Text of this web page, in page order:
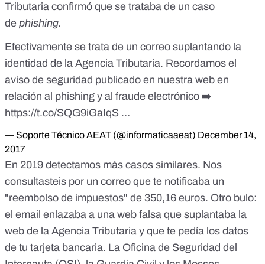
Tributaria confirmó que se trataba de un caso
de phishing.
Efectivamente se trata de un correo suplantando la
identidad de la Agencia Tributaria. Recordamos el
aviso de seguridad publicado en nuestra web en
relación al phishing y al fraude electrónico ➡️
https://t.co/SQG9iGaIqS …
— Soporte Técnico AEAT (@informaticaaeat) December 14,
2017
En 2019 detectamos más casos similares. Nos
consultasteis por un correo que te notificaba un
"reembolso de impuestos" de 350,16 euros. Otro bulo:
el email enlazaba a una web falsa que suplantaba la
web de la Agencia Tributaria y que te pedía los datos
de tu tarjeta bancaria. La Oficina de Seguridad del